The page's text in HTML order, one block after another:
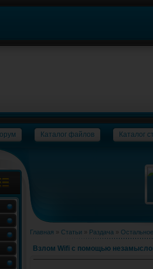
Каталог файлов Каталог
Главная » Статьи » Раздача » Остальное
Взлом Wifi с помощью